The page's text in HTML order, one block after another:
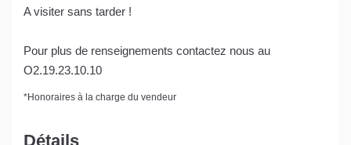
A visiter sans tarder !
Pour plus de renseignements contactez nous au
O2.19.23.10.10
*Honoraires à la charge du vendeur
Détails